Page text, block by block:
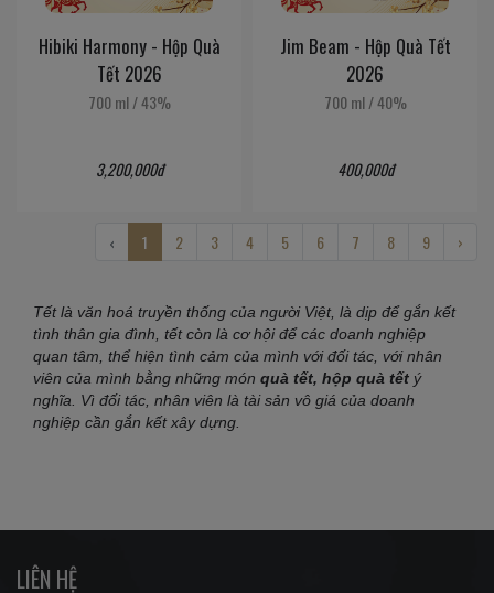
Hibiki Harmony - Hộp Quà
Tết 2026
700 ml /43%
3,200,000đ
Jim Beam - Hộp Quà Tết
2026
700 ml /40%
400,000đ
‹ 1 2 3 4 5 6 7 8 9 ›
Tết là văn hoá truyền thống của người Việt, là dịp để gắn kết
tình thân gia đình, tết còn là cơ hội để các doanh nghiệp
quan tâm, thể hiện tình cảm của mình với đối tác, với nhân
viên của mình bằng những món quà tết, hộp quà tết ý
nghĩa. Vì đối tác, nhân viên là tài sản vô giá của doanh
nghiệp cần gắn kết xây dựng.
LIÊN HỆ